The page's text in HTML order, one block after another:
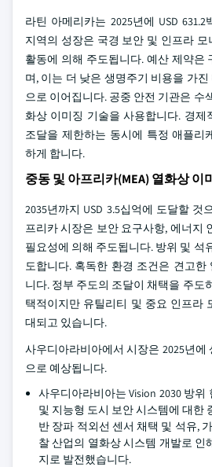
라틴 아메리카는 2025년에 USD
지역의 성장은 국경 보안 및 인프라
활동에 의해 주도됩니다. 예산 제약은
며, 이는 더 낮은 생명주기 비용을 가
으로 이어집니다. 공중 안전 기관은 수
화상 이미징 기술을 사용합니다. 경제
조달을 제한하는 동시에 특정 애플리
하게 합니다.
중동 및 아프리카(MEA) 열화상 이
2035년까지 USD 3.5십억에 도달할 것
프리카 시장은 보안 요구사항, 에너지
필요성에 의해 주도됩니다. 방위 및 석
도합니다. 혹독한 환경 조건은 견고한
니다. 정부 주도의 조달이 채택을 주도
택적이지만 유틸리티 및 중요 인프라
대되고 있습니다.
사우디아라비아에서 시장은 2025년에
으로 예상됩니다.
사우디아라비아는 Vision 2030 방
및 지능형 도시 보안 시스템에 대한
반 장파 적외선 센서 채택 및 석유,
찰 산업의 열화상 시스템 개발로 인
지로 발전했습니다.